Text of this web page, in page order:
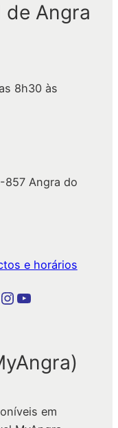
de Angra
8h30 às
857 Angra do
e horários
Botão para a página da autarquia no Instagram Botão para a página da autarquia no Youtube
em